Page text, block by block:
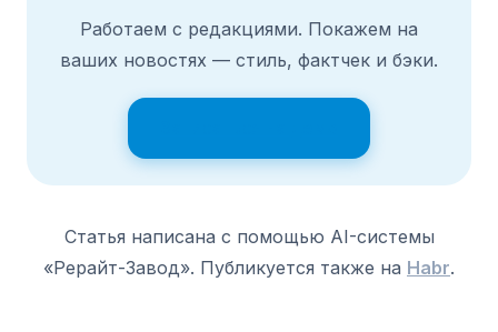
Работаем с редакциями. Покажем на
ваших новостях — стиль, фактчек и бэки.
Статья написана с помощью AI-системы
«Рерайт-Завод». Публикуется также на Habr.